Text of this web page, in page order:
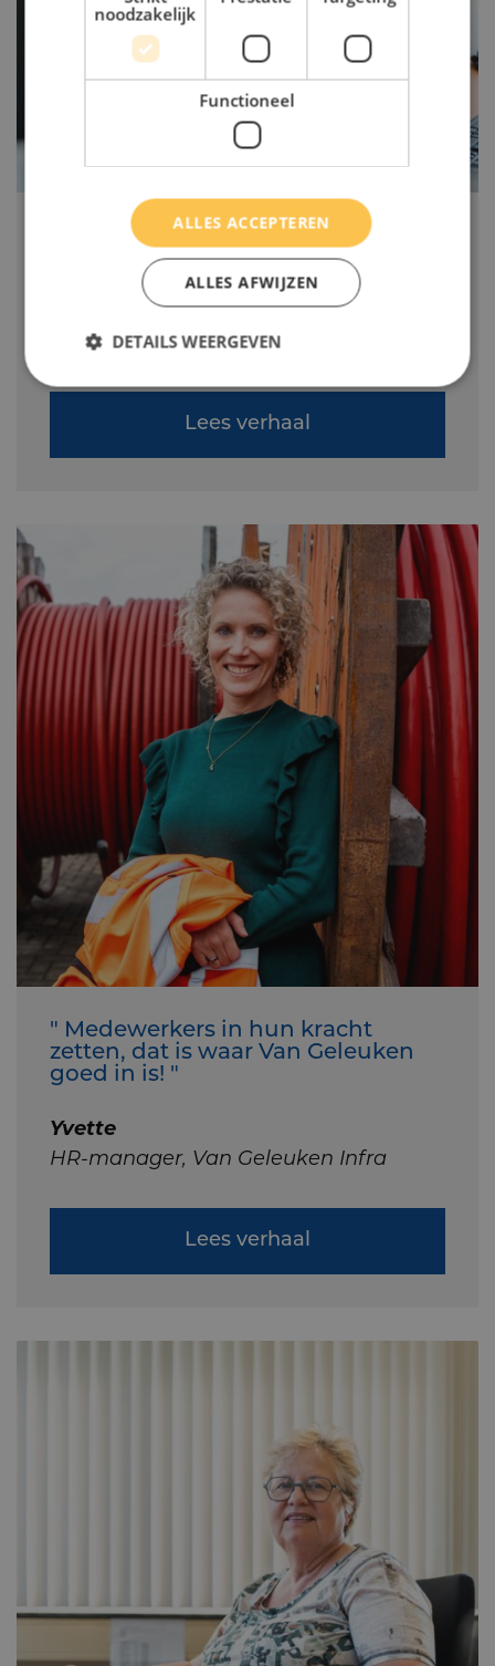
" ik zit hier helemaal op mijn
HR-medewerker, Van Geleuken Infra
Lees verhaal
" Medewerkers in hun kracht
zetten, dat is waar Van Geleuken
goed in is! "
Yvette
HR-manager, Van Geleuken Infra
Lees verhaal
noodzakelijk
Functioneel
ALLES ACCEPTEREN
ALLES AFWIJZEN
DETAILS WEERGEVEN